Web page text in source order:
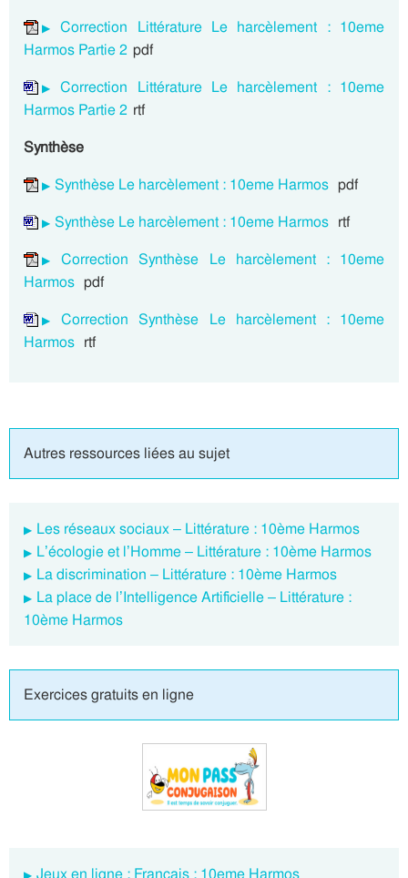
Correction Littérature Le harcèlement : 10eme
Harmos Partie 2 pdf
Correction Littérature Le harcèlement : 10eme
Harmos Partie 2 rtf
Synthèse
Synthèse Le harcèlement : 10eme Harmos pdf
Synthèse Le harcèlement : 10eme Harmos rtf
Correction Synthèse Le harcèlement : 10eme
Harmos pdf
Correction Synthèse Le harcèlement : 10eme
Harmos rtf
Autres ressources liées au sujet
Les réseaux sociaux – Littérature : 10ème Harmos
L’écologie et l’Homme – Littérature : 10ème Harmos
La discrimination – Littérature : 10ème Harmos
La place de l’Intelligence Artificielle – Littérature :
10ème Harmos
Exercices gratuits en ligne
Jeux en ligne : Français : 10eme Harmos